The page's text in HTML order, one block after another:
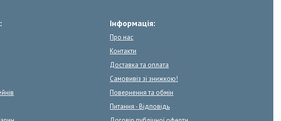
Інформація:
Про нас
Контакти
Доставка та оплата
Самовивіз зі знижкою!
Повернення та обмін
Питання - Відповідь